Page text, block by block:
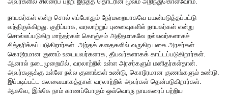
நாயகர்கள் என்ற சொல் எப்போதும் நேர்மறையாகவே பயன்படுத்தப்பட்டு
வந்திருக்கிறது. குறிப்பாக, வரலாற்றுப் புனைவுகளில் நாயகர்கள் என்று
சொல்லப்படுகிற மாந்தர்கள் கொஞ்சம் அதீதமாகவே நல்லவர்களாகச்
சித்தரிக்கப் படுகிறார்கள். அந்தக் கதைகளில் வருகிற பகை அரசர்கள்
கொடூரமான குணம் உடையவர்களாக, தீயவர்களாகக் காட்டப்படுகிறார்கள்.
ஆனால் நடைமுறையில், வரலாற்றில் உள்ள அரசர்களும் மனிதர்கள்தான்.
அவர்களுக்கு உள்ளே நல்ல குணங்கள் உண்டு, கொடூரமான குணங்களும் உண்டு.
இப்படிப்பட்ட கலவையாகத்தான் வரலாற்றில் அவர்கள் தென்படுகிறார்கள்.
ஆகவே, இங்கே நாம் காணப்போகும் ஒவ்வொரு நாயகரைப் பற்றிய